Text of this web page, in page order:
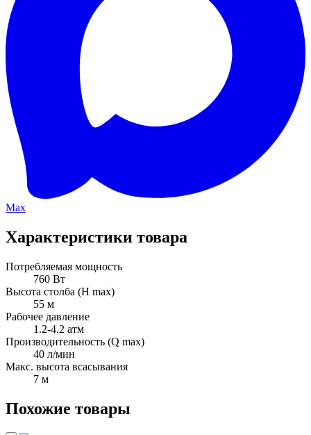
Max
Характеристики товара
Потребляемая мощность
760 Вт
Высота столба (H max)
55 м
Рабочее давление
1.2-4.2 атм
Производительность (Q max)
40 л/мин
Макс. высота всасывания
7 м
Похожие товары